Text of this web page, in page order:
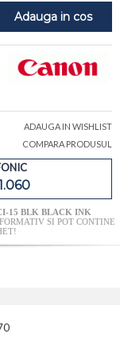
Adauga in cos
ADAUGA IN WISHLIST
COMPARA PRODUSUL
15 BLK BLACK INK
SI POT CONTINE